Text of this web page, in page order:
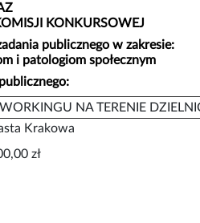
KONKURSOWEJ
publicznego w zakresie:
i patologiom społecznym
NA TERENIE
Krakowa
zł